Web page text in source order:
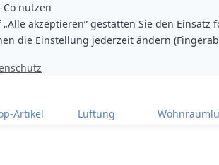
Co nutzen
akzeptieren“ gestatten Sie den
die Einstellung jederzeit ändern
Artikel Lüftung